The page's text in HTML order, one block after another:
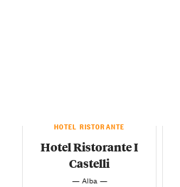
HOTEL RISTORANTE
Hotel Ristorante I
Castelli
— Alba —